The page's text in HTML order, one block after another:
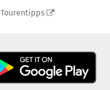
Tourentipps